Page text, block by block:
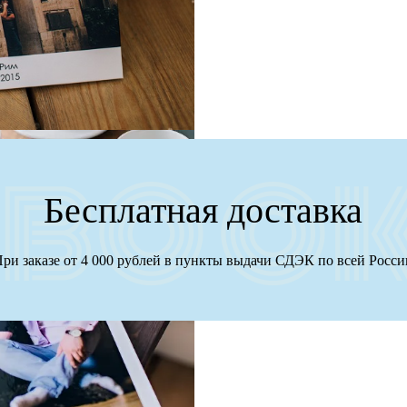
Бесплатная доставка
заказе от 4 000 рублей в пункты выдачи СДЭК по всей